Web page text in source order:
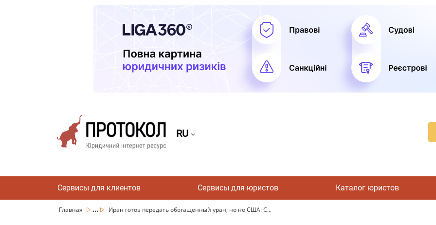
RU
Сервисы для клиентов Сервисы для юристов Каталог юристов
Главная ... Иран готов передать обогащенный уран, но не США: С...